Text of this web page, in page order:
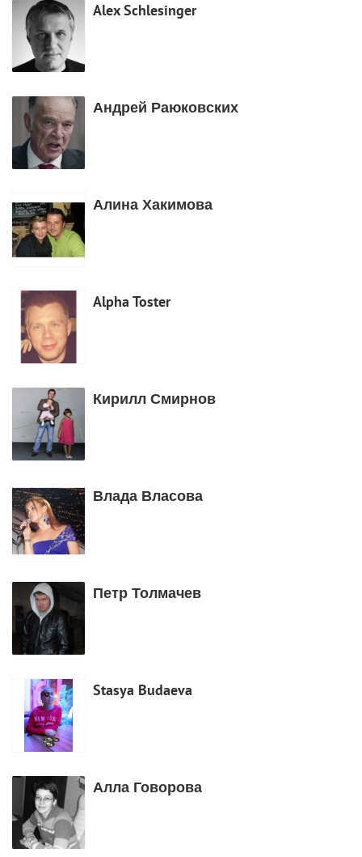
Alex Schlesinger
Андрей Раюковских
Алина Хакимова
Alpha Toster
Кирилл Смирнов
Влада Власова
Петр Толмачев
Stasya Budaeva
Алла Говорова